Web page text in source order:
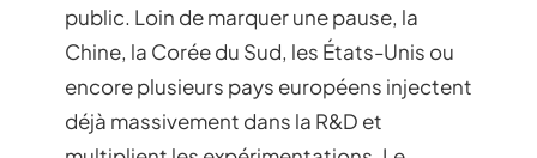
public. Loin de marquer une pause, la
Chine, la Corée du Sud, les États-Unis ou
encore plusieurs pays européens injectent
déjà massivement dans la R&D et